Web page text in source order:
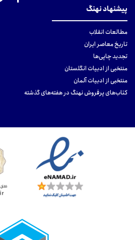
پیشنهاد نهنگ
مطالعات انقلاب
تاریخ معاصر ایران
تجدید چاپی‌ها
منتخبی از ادبیات انگلستان
منتخبی از ادبیات آلمان
کتاب‌های پرفروش نهنگ در هفته‌های گذشته